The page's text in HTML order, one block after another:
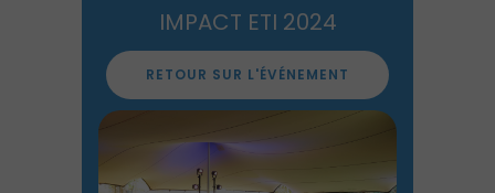
IMPACT ETI 2024
RETOUR SUR L'ÉVÉNEMENT